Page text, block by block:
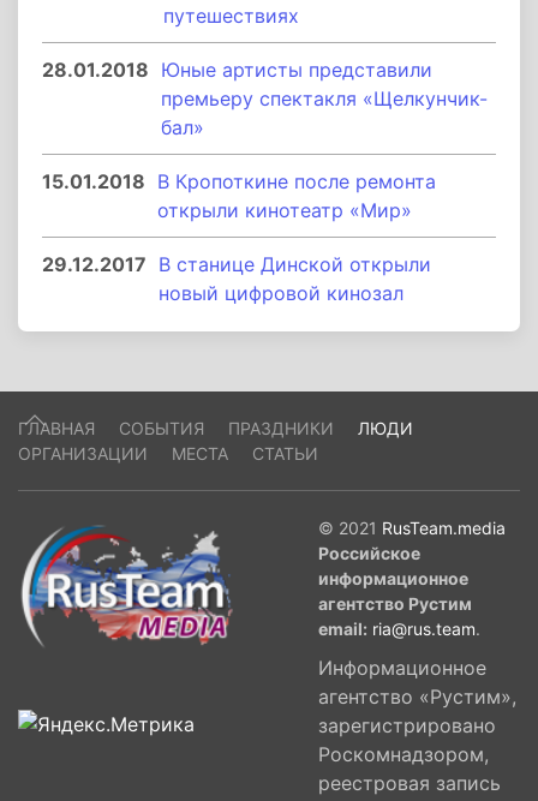
путешествиях
28.01.2018 Юные артисты представили
премьеру спектакля «Щелкунчик-
бал»
15.01.2018 В Кропоткине после ремонта
открыли кинотеатр «Мир»
29.12.2017 В станице Динской открыли
новый цифровой кинозал
ГЛАВНАЯ СОБЫТИЯ ПРАЗДНИКИ
ЛЮДИ
ОРГАНИЗАЦИИ
МЕСТА СТАТЬИ
© 2021 RusTeam.media
Российское
информационное
агентство Рустим
email: ria@rus.team.
Информационное
агентство «Рустим»,
зарегистрировано
Роскомнадзором,
реестровая запись